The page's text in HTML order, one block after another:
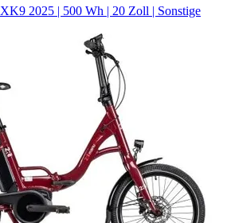
2025 | 500 Wh | 20 Zoll | Sonstige